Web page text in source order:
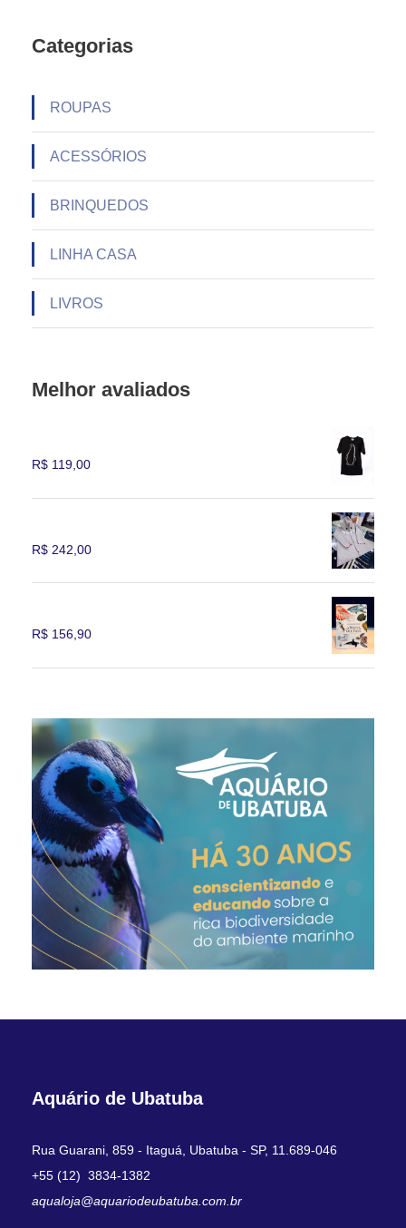
Categorias
ROUPAS
ACESSÓRIOS
BRINQUEDOS
LINHA CASA
LIVROS
Melhor avaliados
R$ 119,00
R$ 242,00
R$ 156,90
Aquário de Ubatuba
Rua Guarani, 859 - Itaguá, Ubatuba - SP, 11.689-046
+55 (12) 3834-1382
aqualoja@aquariodeubatuba.com.br